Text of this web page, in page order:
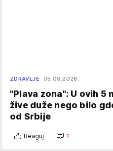
ZDRAVLJE 05.08.2026.
"Plava zona": U ovih 5
žive duže nego bilo
od Srbije
Reaguj 1